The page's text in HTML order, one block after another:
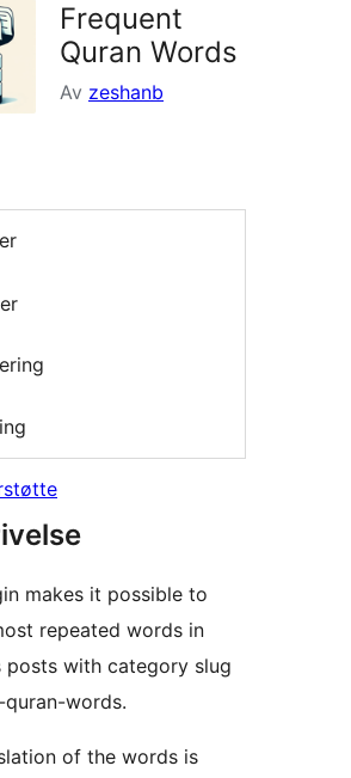
Frequent
Quran Words
Av zeshanb
makes it possible to
repeated words in
posts with category slug
words.
of the words is